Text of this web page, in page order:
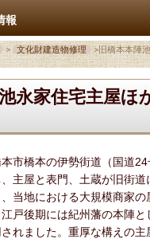
報
> 文化財建造物修理 >旧橋本本陣
永家住宅主屋ほ
市橋本の伊勢街道（国道24
主屋と表門、土蔵が旧街道
当地における大規模商家の
戸後期には紀州藩の本陣と
れました。重厚な構えの主